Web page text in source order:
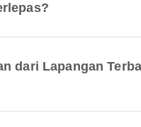
dari Lapangan